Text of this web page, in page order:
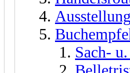
Sach-